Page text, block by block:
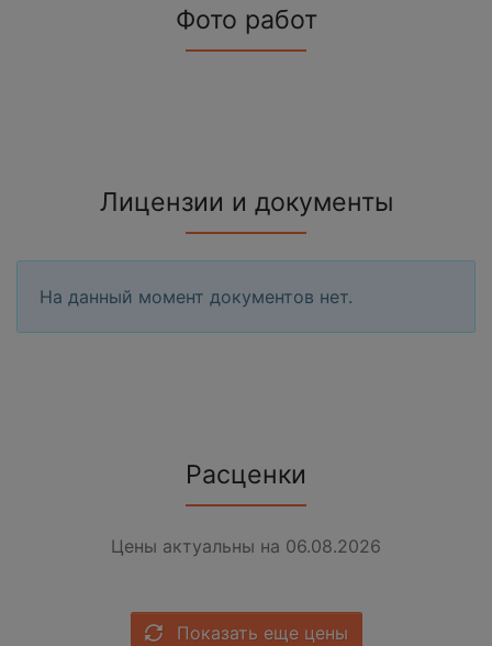
Фото работ
Лицензии и документы
На данный момент документов нет.
Расценки
Цены актуальны на 06.08.2026
Показать еще цены